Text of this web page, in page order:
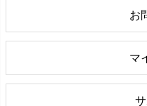
お
マ